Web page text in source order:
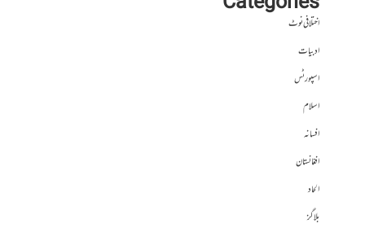
اختلافی نوٹ
ادبیات
اسپورٹس
اسلام
افسانہ
افغانستان
الحاد
بلاگز